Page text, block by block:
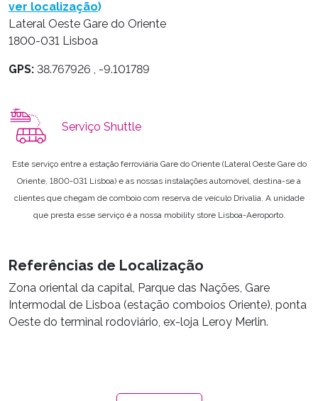
ver localização)
Lateral Oeste Gare do Oriente
1800-031 Lisboa
GPS: 38.767926 , -9.101789
Serviço Shuttle
Este serviço entre a estação ferroviária Gare do Oriente (Lateral Oeste Gare do
Oriente, 1800-031 Lisboa) e as nossas instalações automóvel, destina-se a
clientes que chegam de comboio com reserva de veículo Drivalia. A unidade
que presta esse serviço é a nossa mobility store Lisboa-Aeroporto.
Referências de Localização
Zona oriental da capital, Parque das Nações, Gare
Intermodal de Lisboa (estação comboios Oriente), ponta
Oeste do terminal rodoviário, ex-loja Leroy Merlin.